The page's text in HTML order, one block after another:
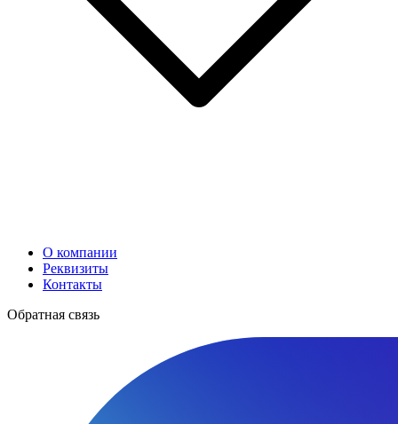
О компании
Реквизиты
Контакты
Обратная связь